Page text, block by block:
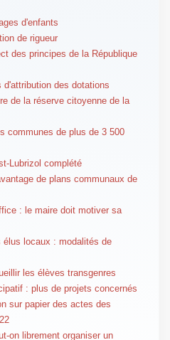
d'enfants
de rigueur
des principes de la République
des dotations
de la réserve citoyenne de la
communes de plus de 3 500
Lubrizol complété
de plans communaux de
: le maire doit motiver sa
élus locaux : modalités de
les élèves transgenres
: plus de projets concernés
sur papier des actes des
on librement organiser un